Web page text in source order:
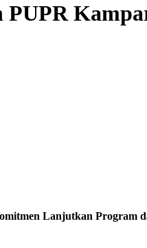
Lanjutkan Program